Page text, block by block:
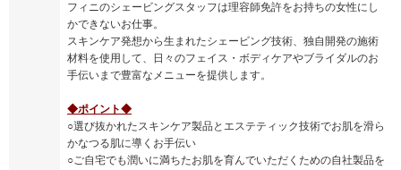
フィニのシェービングスタッフは理容師免許をお持ちの女性にし
かできないお仕事。
スキンケア発想から生まれたシェービング技術、独自開発の施術
材料を使用して、日々のフェイス・ボディケアやブライダルのお
手伝いまで豊富なメニューを提供します。
◆ポイント◆
○選び抜かれたスキンケア製品とエステティック技術でお肌を滑ら
かなつる肌に導くお手伝い
○ご自宅でも潤いに満ちたお肌を育んでいただくための自社製品を